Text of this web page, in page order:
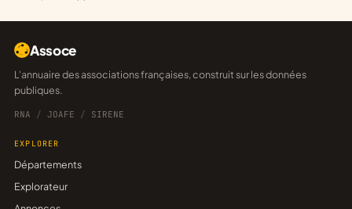
Assoce
L'annuaire des associations françaises, construit sur les données
publiques.
RNA / JOAFE / SIRENE
EXPLORER
Départements
Explorateur